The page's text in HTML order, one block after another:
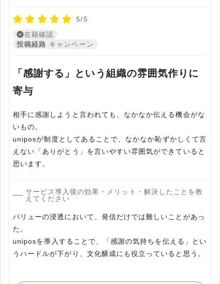
5/5
在籍確認
投稿経路 キャンペーン
「感謝する」という組織の雰囲気作りに
寄与
相手に感謝しようと言われても、なかなか伝える機会がな
いもの。
uniposが制度としてあることで、なかなか恥ずかしくて言
えない「ありがとう」を言いやすい雰囲気ができていると
思います。
サービス導入後の効果・メリット・解決したことを教
えてください
バリューの浸透において、発信だけでは難しいことがあっ
た。
uniposを導入することで、「感謝の気持ちを伝える」とい
うハードルが下がり、文化醸成にも役立っていると思う。